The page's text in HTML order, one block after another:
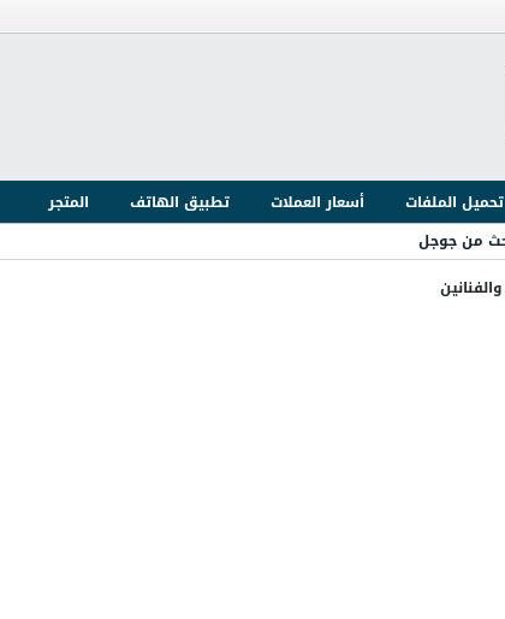
تحميل الملفات أسعار العملات تطبيق الهاتف
المتجر
من جوجل